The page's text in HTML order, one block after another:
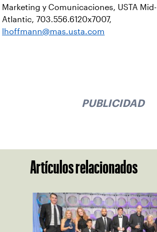
Marketing y Comunicaciones, USTA Mid-
Atlantic, 703.556.6120x7007,
lhoffmann@mas.usta.com
PUBLICIDAD
Artículos relacionados